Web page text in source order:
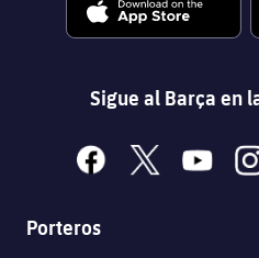
Sigue al Barça en
facebook
x youtube
Porteros